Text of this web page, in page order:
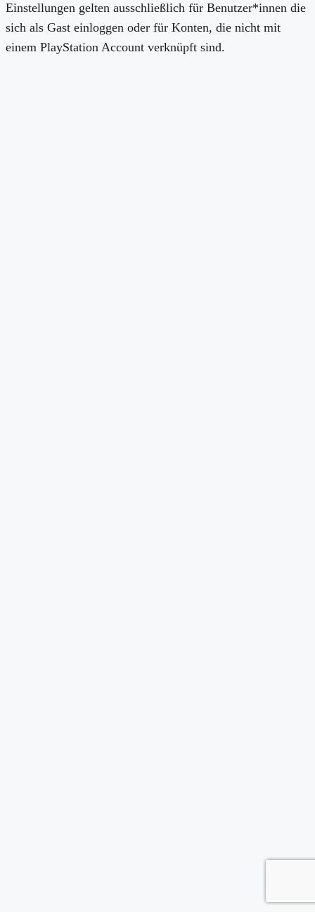
Einstellungen gelten ausschließlich für Benutzer*innen die
sich als Gast einloggen oder für Konten, die nicht mit
einem PlayStation Account verknüpft sind.